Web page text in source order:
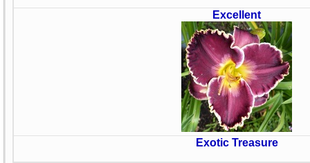
Excellent
Exotic Treasure